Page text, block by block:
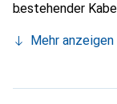
bestehender
vergossenen
stabile
Mehr anzeigen